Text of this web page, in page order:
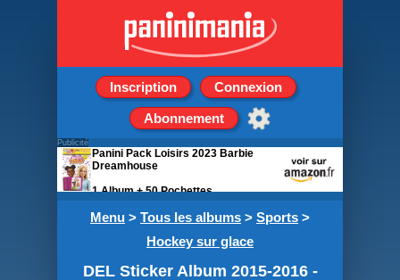
Inscription Connexion
Abonnement
Menu > Tous les albums > Sports >
Hockey sur glace
DEL Sticker Album 2015-2016 -
Publicité
Panini Pack Loisirs 2023 Barbie
Dreamhouse
1 Album + 50 Pochettes